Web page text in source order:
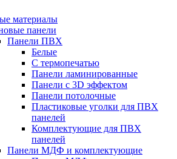
материалы
панели
Панели ПВХ
Белые
С термопечатью
Панели ламинированные
Панели с 3D эффектом
Панели потолочные
Пластиковые уголки для ПВХ
панелей
Комплектующие для ПВХ
панелей
Панели МДФ и комплектующие